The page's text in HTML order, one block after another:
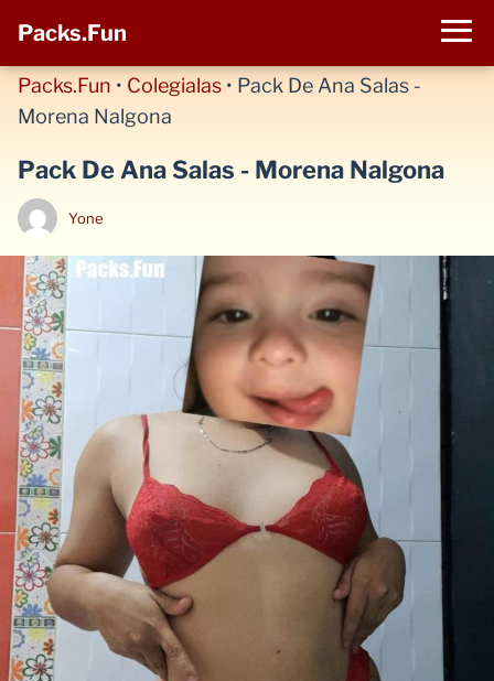
Packs.Fun
Packs.Fun • Colegialas • Pack De Ana Salas -
Morena Nalgona
Pack De Ana Salas - Morena Nalgona
Yone